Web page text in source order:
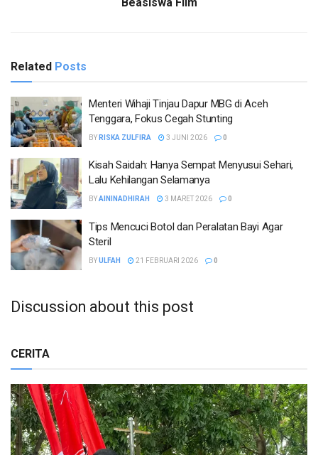
Related Posts
Menteri Wihaji Tinjau Dapur MBG di Aceh
Tenggara, Fokus Cegah Stunting
BY RISKA ZULFIRA 3 JUNI 2026 0
Kisah Saidah: Hanya Sempat Menyusui Sehari,
Lalu Kehilangan Selamanya
BYAININADHIRAH 3 MARET 2026 0
Tips Mencuci Botol dan Peralatan Bayi Agar
Steril
BYULFAH 21 FEBRUARI 2026 0
Discussion about this post
CERITA